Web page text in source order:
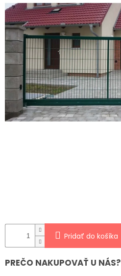
PRÍRODNÉ
BETÓNOVÉ
STRIEŠKY
ČLÁNKY
Kalkulácia
zdarma
Kontakty
0,0
z
5
hviezdičiek.
Pridať do košíka
PREČO NAKUPOVAŤ U NÁS?